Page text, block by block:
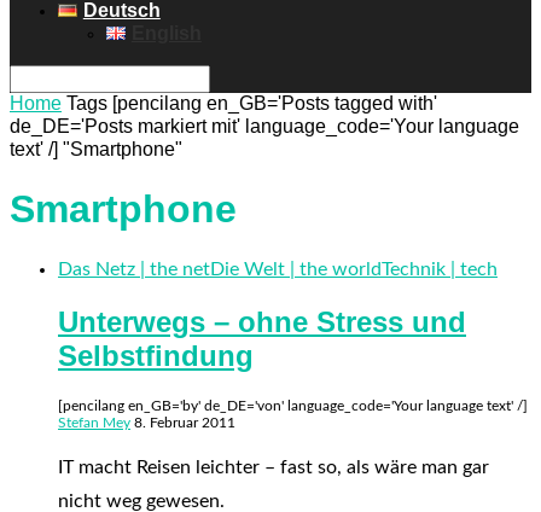
Deutsch
Home Tags [pencilang en_GB='Posts tagged with'
de_DE='Posts markiert mit' language_code='Your language
text' /] "Smartphone"
Smartphone
Das Netz | the netDie Welt | the worldTechnik | tech
Unterwegs – ohne Stress und
Selbstfindung
[pencilang en_GB='by' de_DE='von' language_code='Your language text' /]
Stefan Mey 8. Februar 2011
IT macht Reisen leichter – fast so, als wäre man gar
nicht weg gewesen.